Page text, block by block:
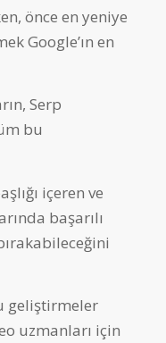
önce en yeniye
Google’ın en
Serp
bu
içeren ve
başarılı
geliştirmeler
uzmanları için